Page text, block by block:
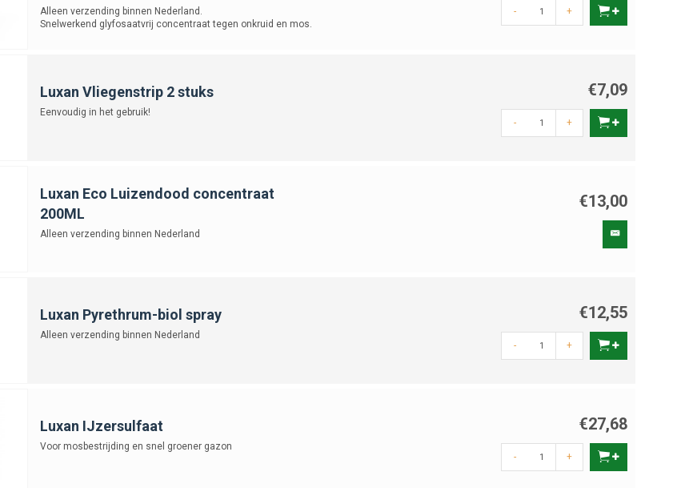
Alleen verzending binnen Nederland.
Snelwerkend glyfosaatvrij concentraat tegen onkruid en mos.
- +
Luxan Vliegenstrip 2 stuks
Eenvoudig in het gebruik!
€7,09
- +
Luxan Eco Luizendood concentraat
200ML
Alleen verzending binnen Nederland
€13,00
Luxan Pyrethrum-biol spray
Alleen verzending binnen Nederland
€12,55
- +
Luxan IJzersulfaat
Voor mosbestrijding en snel groener gazon
€27,68
- +